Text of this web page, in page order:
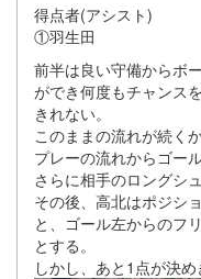
得点者(アシスト)
①羽生田
前半は良い守備からボ
ができ何度もチャンス
きれない。
このままの流れが続く
プレーの流れからゴー
さらに相手のロングシ
その後、高北はポジシ
と、ゴール左からのフ
とする。
しかし、あと1点が決